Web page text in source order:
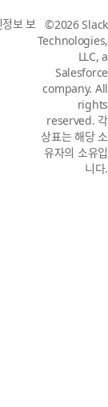
보 보
©2026 Slack
Technologies,
LLC, a
Salesforce
company. All
rights
reserved. 각
상표는 해당 소
유자의 소유입
니다.